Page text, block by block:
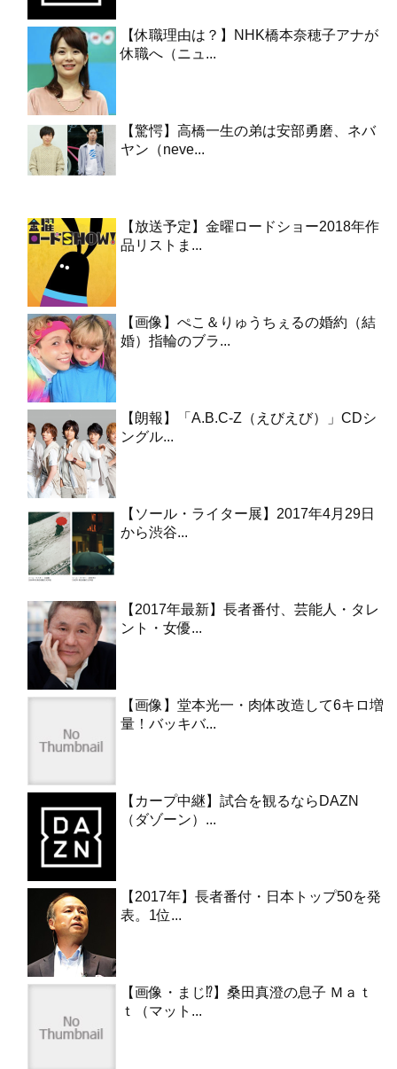
【休職理由は？】NHK橋本奈穂子アナが
休職へ（ニュ...
【驚愕】高橋一生の弟は安部勇磨、ネバ
ヤン（neve...
【放送予定】金曜ロードショー2018年作
品リストま...
【画像】ぺこ＆りゅうちぇるの婚約（結
婚）指輪のブラ...
【朗報】「A.B.C-Z（えびえび）」CDシ
ングル...
【ソール・ライター展】2017年4月29日
から渋谷...
【2017年最新】長者番付、芸能人・タレ
ント・女優...
【画像】堂本光一・肉体改造して6キロ増
量！バッキバ...
【カープ中継】試合を観るならDAZN
（ダゾーン）...
【2017年】長者番付・日本トップ50を発
表。1位...
【画像・まじ⁉︎】桑田真澄の息子 Ｍａｔ
ｔ（マット...